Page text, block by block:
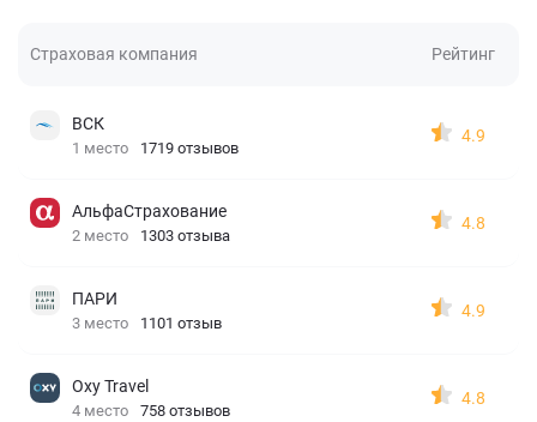
Страховая компания Рейтинг
ВСК
1 место 1719 отзывов
4.9
АльфаСтрахование
2 место 1303 отзыва
4.8
ПАРИ
3 место 1101 отзыв
4.9
Oxy Travel
4 место 758 отзывов
4.8